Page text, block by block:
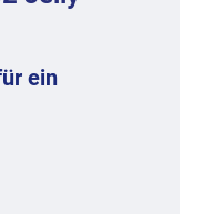
ein